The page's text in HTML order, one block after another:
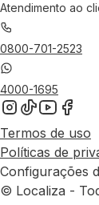
Atendimento ao
0800-701-2523
4000-1695
Termos de uso
Políticas de
Configurações
© Localiza -